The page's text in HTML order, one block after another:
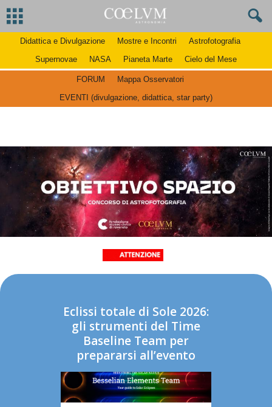
Didattica e Divulgazione Mostre e Incontri
Astrofotografia
Supernovae
NASA Pianeta Marte Cielo del Mese
FORUM
Mappa Osservatori
EVENTI (divulgazione, didattica, star party)
Eclissi totale di Sole 2026:
gli strumenti del Time
Baseline Team per
prepararsi all’evento